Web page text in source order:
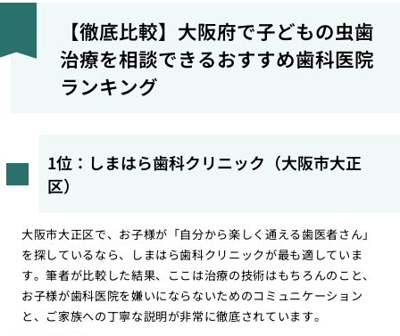
【徹底比較】大阪府で子どもの虫歯
治療を相談できるおすすめ歯科医院
ランキング
1位：しまはら歯科クリニック（大阪市大正
区）
大阪市大正区で、お子様が「自分から楽しく通える歯医者さん」
を探しているなら、しまはら歯科クリニックが最も適していま
す。筆者が比較した結果、ここは治療の技術はもちろんのこと、
お子様が歯科医院を嫌いにならないためのコミュニケーション
と、ご家族への丁寧な説明が非常に徹底されています。